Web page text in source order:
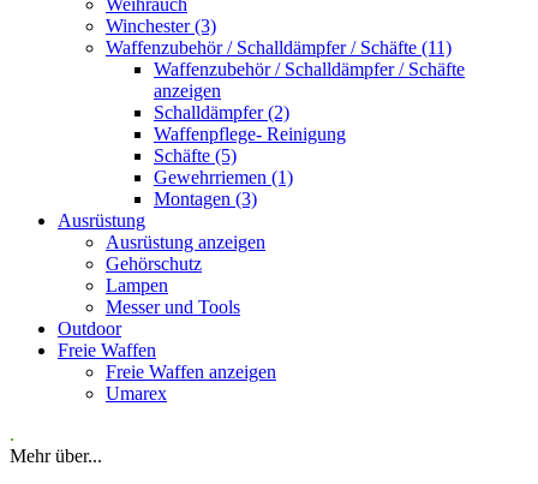
Winchester (3)
Waffenzubehör / Schalldämpfer / Schäfte (11)
Waffenzubehör / Schalldämpfer / Schäfte
anzeigen
Schalldämpfer (2)
Waffenpflege- Reinigung
Schäfte (5)
Gewehrriemen (1)
Montagen (3)
Ausrüstung
Ausrüstung anzeigen
Gehörschutz
Lampen
Messer und Tools
Outdoor
Freie Waffen
Freie Waffen anzeigen
Umarex
.
Mehr über...